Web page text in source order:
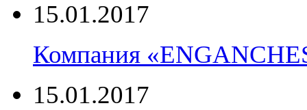
15.01.2017
Компания
15.01.2017